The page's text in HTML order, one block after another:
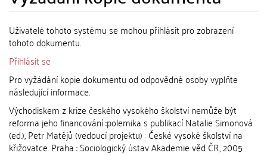
Uživatelé tohoto systému se mohou přihlásit pro zobrazení
tohoto dokumentu.
Přihlásit se
Pro vyžádání kopie dokumentu od odpovědné osoby vyplňte
následující informace.
Východiskem z krize českého vysokého školství nemůže být
reforma jeho financování :polemika s publikací Natalie Simonová
(ed.), Petr Matějů (vedoucí projektu) : České vysoké školství na
křižovatce. Praha : Sociologický ústav Akademie věd ČR, 2005